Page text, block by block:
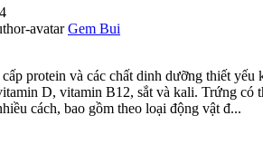
Gem Bui
protein và các chất dinh dưỡng thiết yếu
D, vitamin B12, sắt và kali. Trứng có
cách, bao gồm theo loại động vật đ...